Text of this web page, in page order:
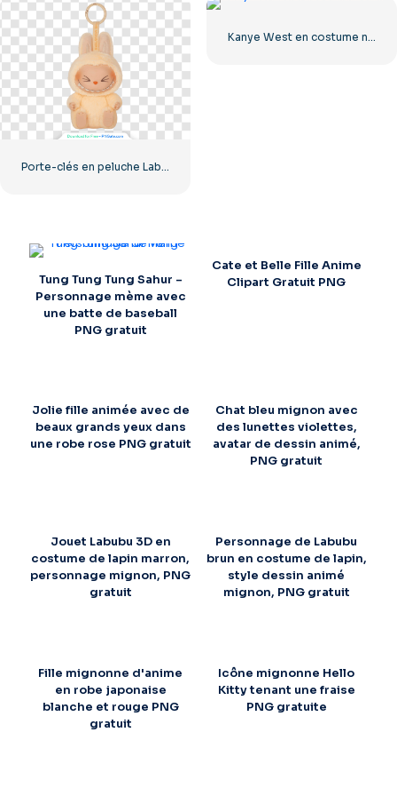
Kanye West en costume noir et une chaîne dorée autour du cou
Tung Tung Tung Sahur –
Personnage mème avec
une batte de baseball
PNG gratuit
Cate et Belle Fille Anime
Clipart Gratuit PNG
Jolie fille animée avec de
beaux grands yeux dans
une robe rose PNG gratuit
Chat bleu mignon avec
des lunettes violettes,
avatar de dessin animé,
PNG gratuit
Jouet Labubu 3D en
costume de lapin marron,
personnage mignon, PNG
gratuit
Personnage de Labubu
brun en costume de lapin,
style dessin animé
mignon, PNG gratuit
Fille mignonne d'anime
en robe japonaise
blanche et rouge PNG
gratuit
Icône mignonne Hello
Kitty tenant une fraise
PNG gratuite